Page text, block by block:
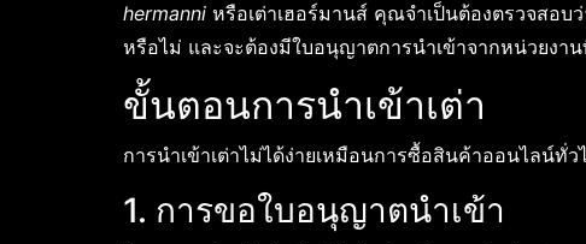
hermanni หรือเต่าเฮอร์มานส์ คุณจำเป็นต้องตรวจสอบ
หรือไม่ และจะต้องมีใบอนุญาตการนำเข้าจากหน่วยงาน
ขั้นตอนการนำเข้าเต่า
การนำเข้าเต่าไม่ได้ง่ายเหมือนการซื้อสินค้าออนไลน์
1. การขอใบอนุญาตนำเข้า